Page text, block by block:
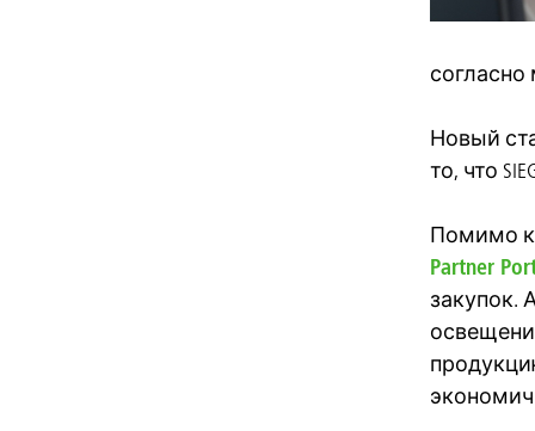
Новый
то, что
Помимо
Partner
закупок.